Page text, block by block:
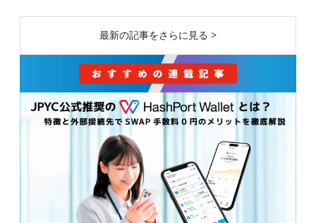
最新の記事をさらに見る >